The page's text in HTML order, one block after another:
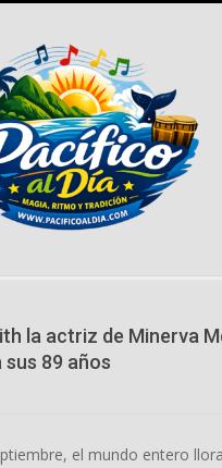
la actriz de Minerva
89 años
el mundo entero